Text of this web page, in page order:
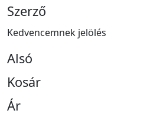
Szerző
Kedvencemnek jelölés
Alsó
Kosár
Ár